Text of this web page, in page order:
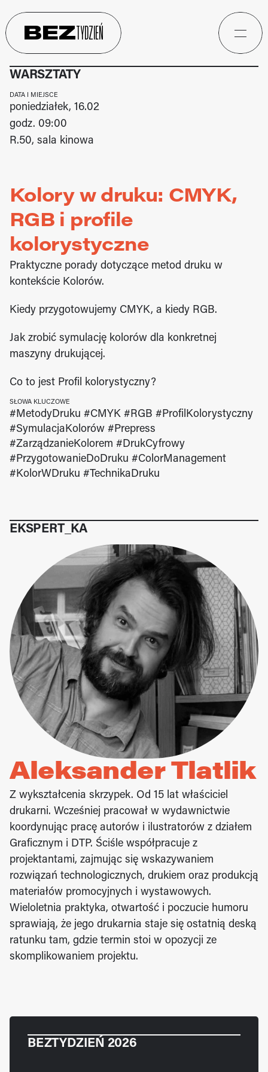
BEZTYDZIEŃ
WARSZTATY
DATA I MIEJSCE
poniedziałek, 16.02
godz. 09:00
R.50, sala kinowa
Kolory w druku: CMYK,
RGB i profile
kolorystyczne
Praktyczne porady dotyczące metod druku w
kontekście Kolorów.
Kiedy przygotowujemy CMYK, a kiedy RGB.
Jak zrobić symulację kolorów dla konkretnej
maszyny drukującej.
Co to jest Profil kolorystyczny?
SŁOWA KLUCZOWE
#MetodyDruku #CMYK #RGB #ProfilKolorystyczny
#SymulacjaKolorów #Prepress
#ZarządzanieKolorem #DrukCyfrowy
#PrzygotowanieDoDruku #ColorManagement
#KolorWDruku #TechnikaDruku
EKSPERT_KA
Aleksander Tlatlik
Z wykształcenia skrzypek. Od 15 lat właściciel
drukarni. Wcześniej pracował w wydawnictwie
koordynując pracę autorów i ilustratorów z działem
Graficznym i DTP. Ściśle współpracuje z
projektantami, zajmując się wskazywaniem
rozwiązań technologicznych, drukiem oraz produkcją
materiałów promocyjnych i wystawowych.
Wieloletnia praktyka, otwartość i poczucie humoru
sprawiają, że jego drukarnia staje się ostatnią deską
ratunku tam, gdzie termin stoi w opozycji ze
skomplikowaniem projektu.
BEZTYDZIEŃ 2026